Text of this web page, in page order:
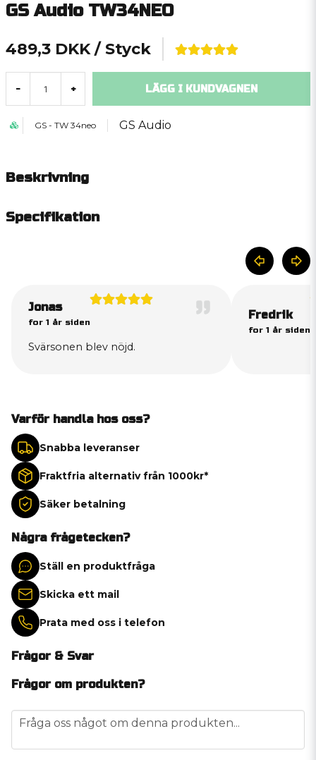
GS Audio TW34NEO
489,3 DKK / Styck
- + LÄGG I KUNDVAGNEN
GS - TW 34neo GS Audio
Beskrivning
Specifikation
Jonas
for 1 år siden
Svärsonen blev nöjd.
Fredrik
for 1 år siden
Varför handla hos oss?
Snabba leveranser
Fraktfria alternativ från 1000kr*
Säker betalning
Några frågetecken?
Ställ en produktfråga
Skicka ett mail
Prata med oss i telefon
Frågor & Svar
Frågor om produkten?
question
Fråga oss något om denna produkten...